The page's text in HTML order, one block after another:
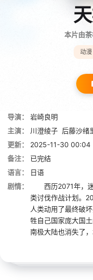
本片由
动漫
导演：
岩崎良明
主演：
川澄绫子 后藤沙绪
更新：
2025-11-30 00:04
备注：
已完结
语言：
日语
剧情：
西历2071年，迷
类讨伐作战计划。
人类动用了最终破
牲自己国家庞大国
南极大陆也消失了